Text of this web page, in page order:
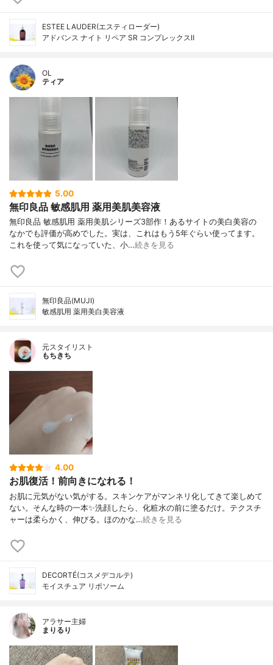
ESTEE LAUDER(エスティローダー)
アドバンス ナイト リペア SR コンプレックスⅡ
OL
ティア
5.00
無印良品 敏感肌用 薬用美肌美容液
無印良品 敏感肌用 薬用美肌シリーズ3部作！あるサイトの美白美容の
なかでも評価が高めでした。実は、これはもう5年ぐらい使ってます。
これを使って気になっていた、小…続きを見る
無印良品(MUJI)
敏感肌用 薬用美白美容液
元スタイリスト
もちきち
4.00
お肌復活！前向きになれる！
お肌に元気がない気がする。スキンケアがマンネリ化してきて楽しめて
ない。そんな時の一本✨洗顔したら、化粧水の前に塗るだけ。テクスチ
ャーは柔らかく、伸びる。ほのかな…続きを見る
DECORTÉ(コスメデコルテ)
モイスチュア リポソーム
アラサー主婦
まりるり